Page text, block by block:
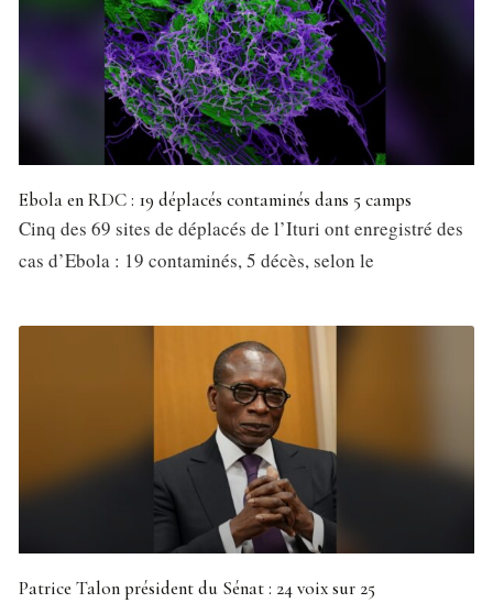
Ebola en RDC : 19 déplacés contaminés dans 5 camps
Cinq des 69 sites de déplacés de l’Ituri ont enregistré des
cas d’Ebola : 19 contaminés, 5 décès, selon le
Patrice Talon président du Sénat : 24 voix sur 25